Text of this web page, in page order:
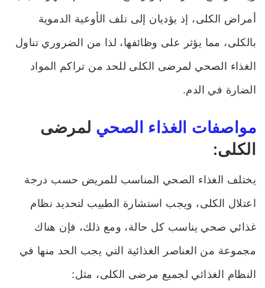
أمراض الكلى، إذ يؤديان إلى تلف الأوعية الدموية
بالكلى، مما يؤثر على وظائفها، لذا من الضروري تناول
الغذاء الصحي لمرضى الكلى للحد من تراكم المواد
الضارة في الدم.
مواصفات الغذاء الصحي لمرضى
الكلى:
يختلف الغذاء الصحي المناسب للمريض حسب درجة
اعتلال الكلى، ويجب استشارة الطبيب لتحديد نظام
غذائي صحي يناسب كل حالة، ومع ذلك، فإن هناك
مجموعة من العناصر الغذائية التي يجب الحد منها في
النظام الغذائي لجميع مرضى الكلى، مثل: